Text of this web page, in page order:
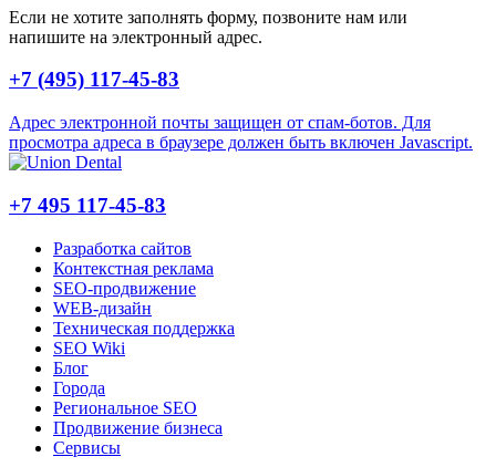
Если не хотите заполнять форму, позвоните нам или
напишите на электронный адрес.
+7 (495) 117-45-83
Адрес электронной почты защищен от спам-ботов. Для
просмотра адреса в браузере должен быть включен Javascript.
+7 495 117-45-83
Разработка сайтов
Контекстная реклама
SEO-продвижение
WEB-дизайн
Техническая поддержка
SEO Wiki
Блог
Города
Региональное SEO
Продвижение бизнеса
Сервисы